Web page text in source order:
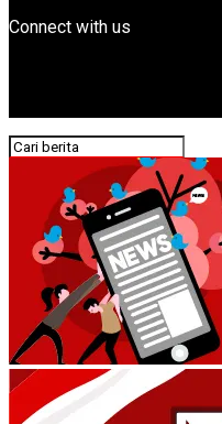
Connect with us